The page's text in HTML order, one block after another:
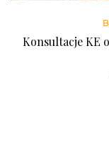
Konsultacje KE